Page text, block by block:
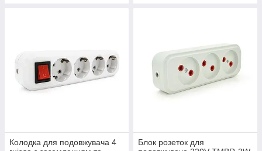
Колодка для подовжувача 4
Блок розеток для